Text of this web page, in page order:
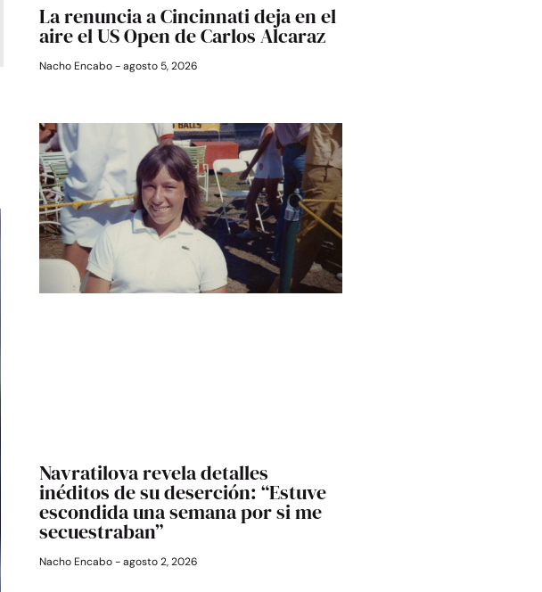
La renuncia a Cincinnati deja en el
aire el US Open de Carlos Alcaraz
Nacho Encabo agosto 5, 2026
Navratilova revela detalles
inéditos de su deserción: “Estuve
escondida una semana por si me
secuestraban”
Nacho Encabo agosto 2, 2026